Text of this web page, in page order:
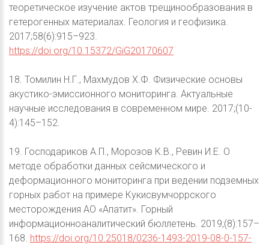
теоретическое изучение актов трещинообразования в
гетерогенных материалах. Геология и геофизика.
2017;58(6):915–923.
https://doi.org/10.15372/GiG20170607
18. Томилин Н.Г., Махмудов Х.Ф. Физические основы
акустико-эмиссионного мониторинга. Актуальные
научные исследования в современном мире. 2017;(10-
4):145–152.
19. Господариков А.П., Морозов К.В., Ревин И.Е. О
методе обработки данных сейсмического и
деформационного мониторинга при ведении подземных
горных работ на примере Кукисвумчоррского
месторождения АО «Апатит». Горный
информационноаналитический бюллетень. 2019;(8):157–
168. https://doi.org/10.25018/0236-1493-2019-08-0-157-